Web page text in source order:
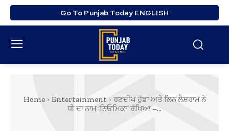
Go To Punjab Today ENGLISH
Home Entertainment
ਰਣਦੀਪ ਹੁੱਡਾ ਅਤੇ ਲਿਨ ਲੈਸ਼ਰਾਮ ਨੇ
ਧੀ ਦਾ ਨਾਮ ‘ਨਿਓਮਿਕਾ’ ਰੱਖਿਆ –...